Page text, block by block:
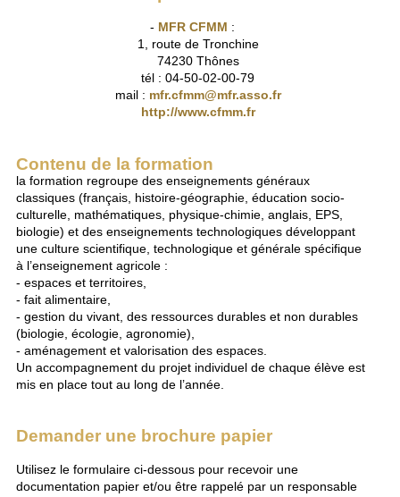
- MFR CFMM :
1, route de Tronchine
74230 Thônes
tél : 04-50-02-00-79
mail : mfr.cfmm@mfr.asso.fr
http://www.cfmm.fr
Contenu de la formation
la formation regroupe des enseignements généraux
classiques (français, histoire-géographie, éducation socio-
culturelle, mathématiques, physique-chimie, anglais, EPS,
biologie) et des enseignements technologiques développant
une culture scientifique, technologique et générale spécifique
à l’enseignement agricole :
- espaces et territoires,
- fait alimentaire,
- gestion du vivant, des ressources durables et non durables
(biologie, écologie, agronomie),
- aménagement et valorisation des espaces.
Un accompagnement du projet individuel de chaque élève est
mis en place tout au long de l’année.
Demander une brochure papier
Utilisez le formulaire ci-dessous pour recevoir une
documentation papier et/ou être rappelé par un responsable